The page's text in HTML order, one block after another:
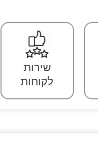
שירות
לקוחות